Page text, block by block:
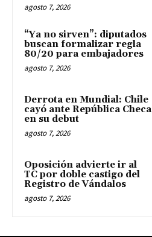
agosto 7, 2026
“Ya no sirven”: diputados
buscan formalizar regla
80/20 para embajadores
agosto 7, 2026
Derrota en Mundial: Chile
cayó ante República Checa
en su debut
agosto 7, 2026
Oposición advierte ir al
TC por doble castigo del
Registro de Vándalos
agosto 7, 2026